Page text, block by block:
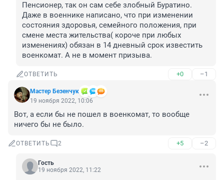
Пенсионер, так он сам себе злобный Буратино.
Даже в военнике написано, что при изменении
состояния здоровья, семейного положения, при
смене места жительства( короче при любых
изменениях) обязан в 14 дневный срок известить
военкомат. А не в момент призыва.
ОТВЕТИТЬ +0 –1
Мастер Безенчук
19 ноября 2022, 10:06
Вот, а если бы не пошел в военкомат, то вообще
ничего бы не было.
ОТВЕТИТЬ 2 +5 –2
Гость
19 ноября 2022, 11:22